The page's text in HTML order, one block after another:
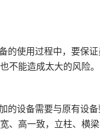
使用过程中，要保证
不能造成太大的风险。
设备需要与原有设备
、高一致，立柱、横梁